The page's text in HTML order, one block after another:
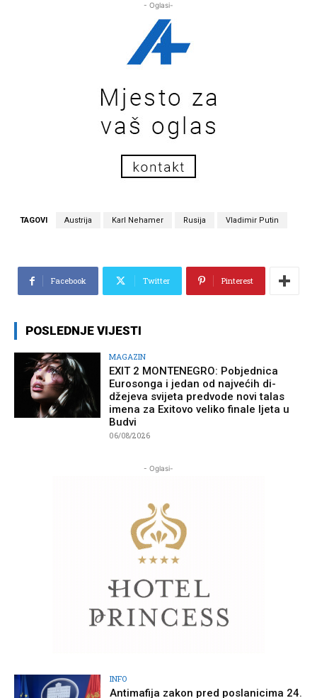
- Oglasi-
TAGOVI Austrija Karl Nehamer Rusija Vladimir Putin
Facebook Twitter Pinterest
POSLEDNJE VIJESTI
MAGAZIN
EXIT 2 MONTENEGRO: Pobjednica
Eurosonga i jedan od najvećih di-
džejeva svijeta predvode novi talas
imena za Exitovo veliko finale ljeta u
Budvi
06/08/2026
- Oglasi-
INFO
Antimafija zakon pred poslanicima 24.